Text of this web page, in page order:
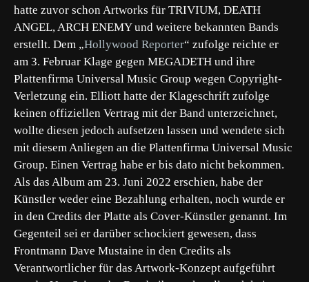
hatte zuvor schon Artworks für TRIVIUM, DEATH
ANGEL, ARCH ENEMY und weitere bekannten Bands
erstellt. Dem „Hollywood Reporter“ zufolge reichte er
am 3. Februar Klage gegen MEGADETH und ihre
Plattenfirma Universal Music Group wegen Copyright-
Verletzung ein. Elliott hatte der Klageschrift zufolge
keinen offiziellen Vertrag mit der Band unterzeichnet,
wollte diesen jedoch aufsetzen lassen und wendete sich
mit diesem Anliegen an die Plattenfirma Universal Music
Group. Einen Vertrag habe er bis dato nicht bekommen.
Als das Album am 23. Juni 2022 erschien, habe der
Künstler weder eine Bezahlung erhalten, noch wurde er
in den Credits der Platte als Cover-Künstler genannt. Im
Gegenteil sei er darüber schockiert gewesen, dass
Frontmann Dave Mustaine in den Credits als
Verantwortlicher für das Artwork-Konzept aufgeführt